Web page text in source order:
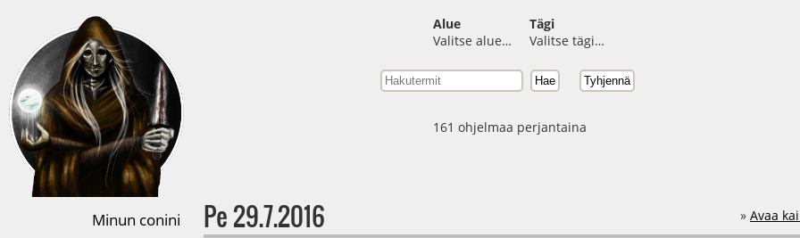
Minun conini
Alue
Valitse alue…
Tägi
Valitse tägi…
161 ohjelmaa perjantaina
» Avaa
Pe 29.7.2016